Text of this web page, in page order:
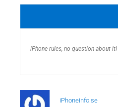
iPhone rules, no question about it!
iPhoneinfo.se